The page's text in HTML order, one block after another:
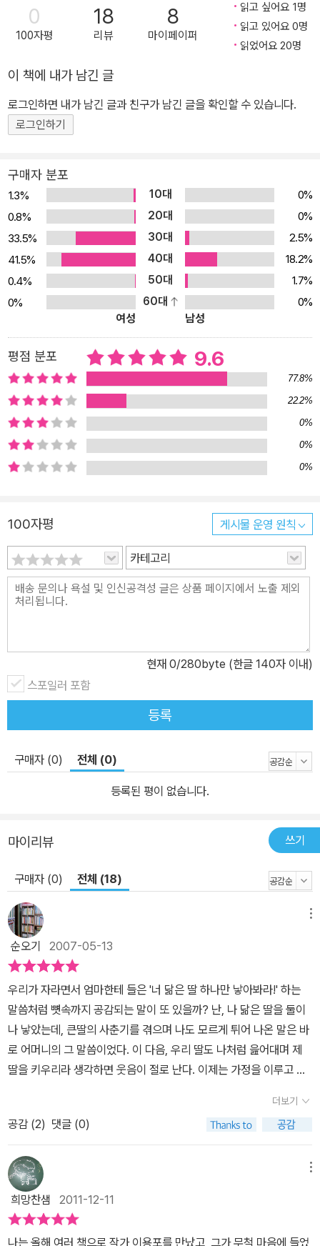
는 독자분과 저는 세상의 저울에 저울질당하지 않는 우리가 되었으면
하는 마음으로 작업했습니다.
0
100자평
18
리뷰
8
마이페이퍼
읽고 싶어요 1명
읽고 있어요 0명
읽었어요 20명
이 책에 내가 남긴 글
로그인하면 내가 남긴 글과 친구가 남긴 글을 확인할 수 있습니다.
로그인하기
구매자 분포
1.3% 10대
0%
0.8%
20대
0%
33.5%
30대
2.5%
41.5%
40대
18.2%
0.4%
50대
1.7%
0%
60대
0%
여성
남성
평점 분포 9.6
77.8%
22.2%
0%
0%
0%
100자평 게시물 운영 원칙
카테고리
현재 0/280byte (한글 140자 이내)
스포일러 포함
등록
구매자 (0) 전체 (0)
등록된 평이 없습니다.
마이리뷰 쓰기
구매자 (0) 전체 (18)
순오기 2007-05-13
우리가 자라면서 엄마한테 들은 '너 닮은 딸 하나만 낳아봐라!' 하는
말씀처럼 뼛속까지 공감되는 말이 또 있을까? 난, 나 닮은 딸을 둘이
나 낳았는데, 큰딸의 사춘기를 겪으며 나도 모르게 튀어 나온 말은 바
로 어머니의 그 말씀이었다. 이 다음, 우리 딸도 나처럼 읊어대며 제
딸을 키우리라 생각하면 웃음이 절로 난다. 이제는 가정을 이루고 자
씀을 들으면, 이 말을 실감할 날도 멀지 않았다 싶지만 내 마음은 여전
히 청춘이다. 나이 들수록 옷을 화려하게 입어야 한다는 말씀처럼 '태
진아 팬클럽 회장님'의 할머니들은 화려한 의상과 악세서리로 표지에
서 활짝 웃고 계시다. 자글자글 주름진 모습이지만 노년의 아름다움
을 한껏 뽐내신다. '태진아 팬클럽 회장님'에 실린 다섯 편의 동화는
우리 부모님 모습이고 마치 이웃 노인의 이야기처럼 독자들의 눈물샘
을 자극한다. 내 자신을 돌아보며 가슴 아프게 공감하는 힘은 어디서
더보기
공감 (2) 댓글 (0)
희망찬샘 2011-12-11
나는 올해 여러 책으로 작가 이용포를 만났고, 그가 무척 마음에 들었